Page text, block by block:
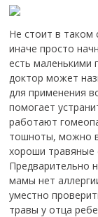
Не стоит в таком
иначе просто
есть маленькими
доктор может
для применения
помогает
работают
тошноты, можно
хороши травяные
Предварительно
мамы нет
уместно
травы у отца